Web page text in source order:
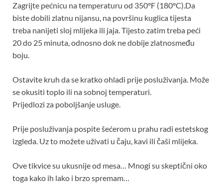
Zagrijte pećnicu na temperaturu od 350°F (180°C).Da
biste dobili zlatnu nijansu, na površinu kuglica tijesta
treba nanijeti sloj mlijeka ili jaja. Tijesto zatim treba peći
20 do 25 minuta, odnosno dok ne dobije zlatnosmeđu
boju.
Ostavite kruh da se kratko ohladi prije posluživanja. Može
se okusiti toplo ili na sobnoj temperaturi.
Prijedlozi za poboljšanje usluge.
Prije posluživanja pospite šećerom u prahu radi estetskog
izgleda. Uz to možete uživati ​​u čaju, kavi ili čaši mlijeka.
Ove tikvice su ukusnije od mesa… Mnogi su skeptični oko
toga kako ih lako i brzo spremam…